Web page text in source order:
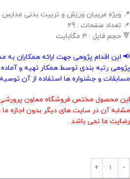
📍 ویژه مربیان ورزش و تربیت بدنی مدارس
📌 تعداد صفحات : 29
🔻 حجم فایل : 3 مگابایت
📢 این اقدام پژوهی جهت ارائه همکاران به
پژوهی رتبه بندی توسط همکار تهیه و
مسابقات و جشنواره ها استفاده از آن
این محصول مختص فروشگاه معاون
مشابه آن در سایت های دیگر بدون اجازه
رضایت ما نمی باشد .